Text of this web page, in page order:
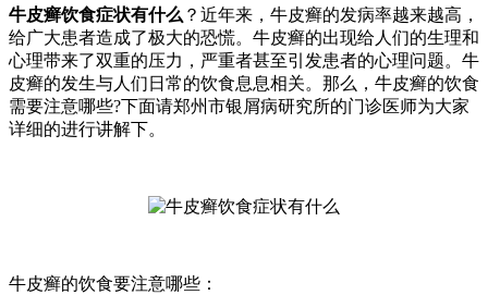
牛皮癣饮食症状有什么 ？近年来，牛皮癣的发病率越来越高，
给广大患者造成了极大的恐慌。牛皮癣的出现给人们的生理和
心理带来了双重的压力，严重者甚至引发患者的心理问题。牛
皮癣的发生与人们日常的饮食息息相关。那么，牛皮癣的饮食
需要注意哪些?下面请郑州市银屑病研究所的门诊医师为大家
详细的进行讲解下。
牛皮癣的饮食要注意哪些：